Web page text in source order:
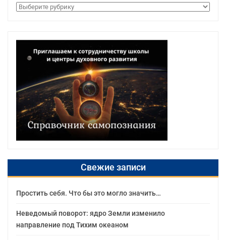
Рубрики
Свежие записи
Простить себя. Что бы это могло значить…
Неведомый поворот: ядро Земли изменило
направление под Тихим океаном